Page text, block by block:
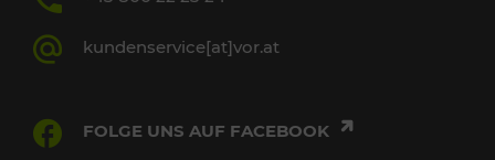
kundenservice[at]vor.at
FOLGE UNS AUF FACEBOOK